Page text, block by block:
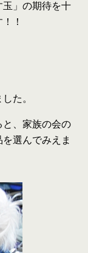
」の期待を十
！
た。
、家族の会の
選んでみえま